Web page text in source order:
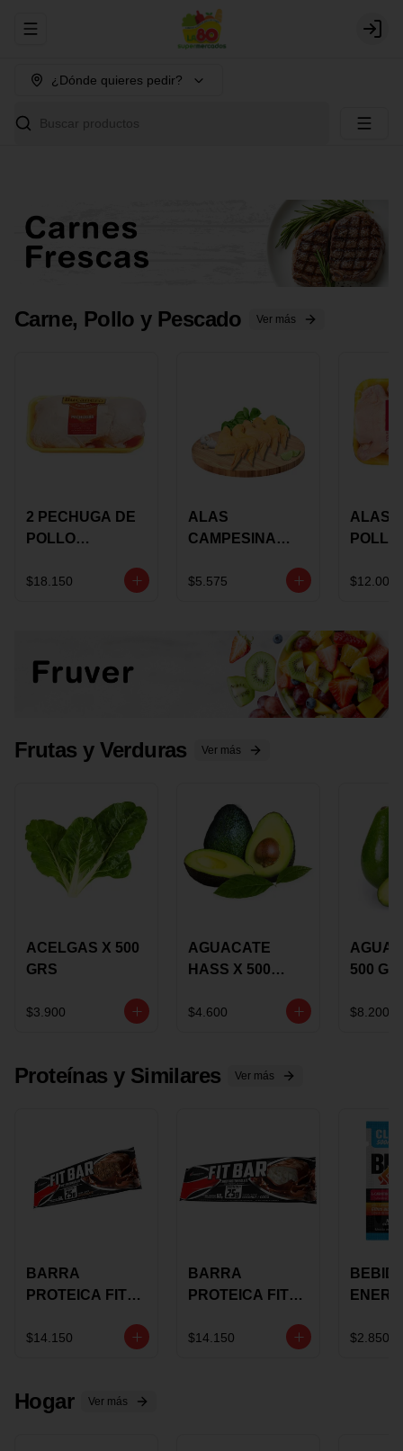
Abrir menu de navegación Login
¿Dónde quieres pedir?
Buscar productos
Carne, Pollo y Pescado Ver más
2 PECHUGA DE
POLLO
MARINADA X
$18.150
ALAS
CAMPESINA
COSTILLAR A
$5.575
ALAS
POLLO
$12.000
Frutas y Verduras Ver más
ACELGAS X 500
GRS
$3.900
AGUACATE
HASS X 500
$4.600
500
$8.200
Proteínas y Similares Ver más
BARRA
PROTEICA FIT
CHOCOLATE X
$14.150
BARRA
PROTEICA FIT
GRS
$14.150
STACK 6G
$2.850
Hogar Ver más